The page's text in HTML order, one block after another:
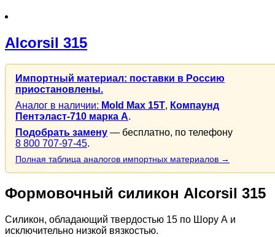
Alcorsil 315
Импортный материал: поставки в Россию
приостановлены.
Аналог в наличии: Mold Max 15T, Компаунд
Пентэласт-710 марка А.
Подобрать замену — бесплатно, по телефону
8 800 707-97-45.
Полная таблица аналогов импортных материалов →
Формовочный силикон Alcorsil 315
Силикон, обладающий твердостью 15 по Шору А и
исключительно низкой вязкостью.